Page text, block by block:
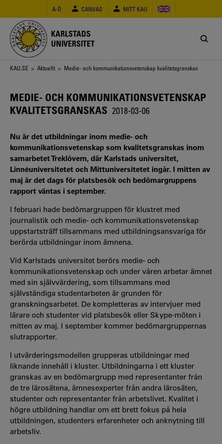
huvudinnehåll
A-Ö CANVAS MITT KAU
KARLSTADS
UNIVERSITET
Länkstig
KAU.SE > Aktuellt > Medie- och kommunikationsvetenskap kvalitetsgranskas
MEDIE- OCH KOMMUNIKATIONSVETENSKAP
KVALITETSGRANSKAS 2018-03-06
Nu är det utbildningar inom medie- och
kommunikationsvetenskap som kvalitetsgranskas inom
samarbetet Treklövern, där Karlstads universitet,
Linnéuniversitetet och Mittuniversitetet ingår. I mitten av
maj är det dags för platsbesök och bedömargruppens
rapport väntas i september.
I februari hade bedömargruppen för klustret med
journalistik och medie- och kommunikationsvetenskap
uppstartsträff tillsammans med utbildningsansvariga för
berörda utbildningar inom ämnena.
Vid Karlstads universitet berörs medie- och
kommunikationsvetenskap och under våren arbetar ämnet
med sin självvärdering, som tillsammans med
självständiga studentarbeten är grunden för
granskningsarbetet. De kompletteras av intervjuer med
lärare och studenter vid platsbesök eller Skype-möten i
mitten av maj. I september kommer bedömargruppernas
slutrapporter.
I utvärderingsmodellen grupperas utbildningar med
liknande innehåll i kluster. Utbildningarna i ett kluster
granskas av en bedömargrupp med representanter från
de tre lärosätena, ämnesexperter från andra lärosäten,
studenter och representanter från arbetslivet. Kvalitet i
högre utbildning handlar om ett brett fokus på hela
utbildningen, studenters erfarenheter och anknytning till
arbetsliv.